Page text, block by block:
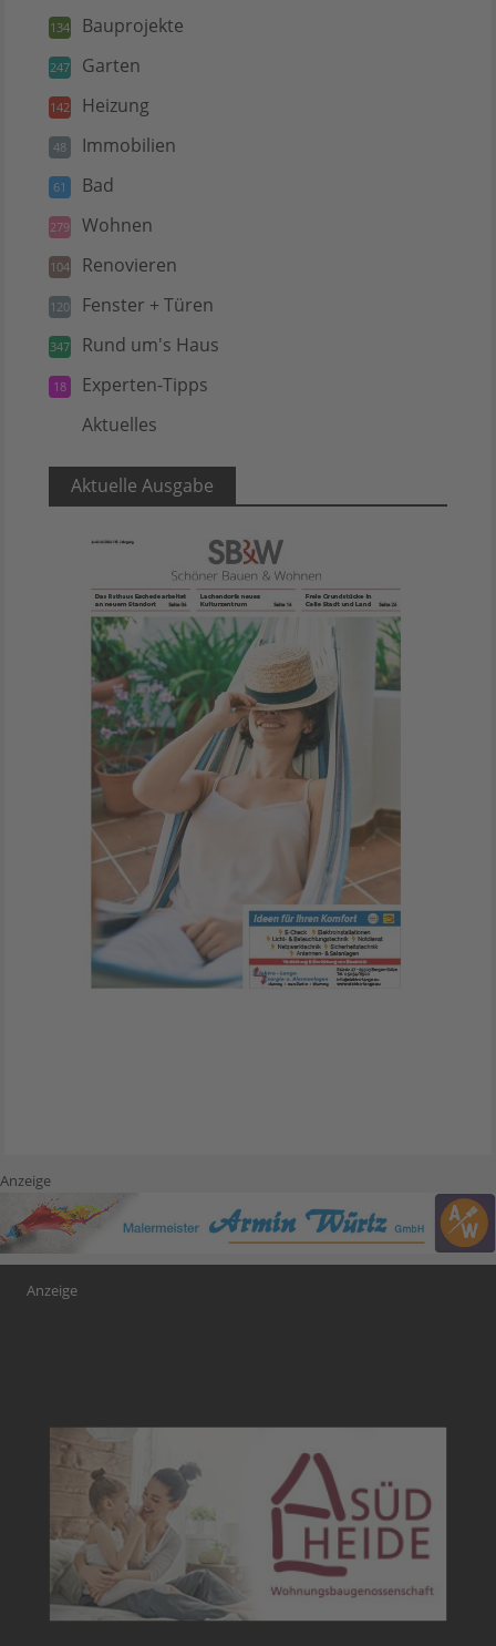
134 Bauprojekte
247 Garten
142 Heizung
48 Immobilien
61 Bad
279 Wohnen
104 Renovieren
120 Fenster + Türen
347 Rund um's Haus
18 Experten-Tipps
Aktuelles
Aktuelle Ausgabe
Anzeige
Anzeige